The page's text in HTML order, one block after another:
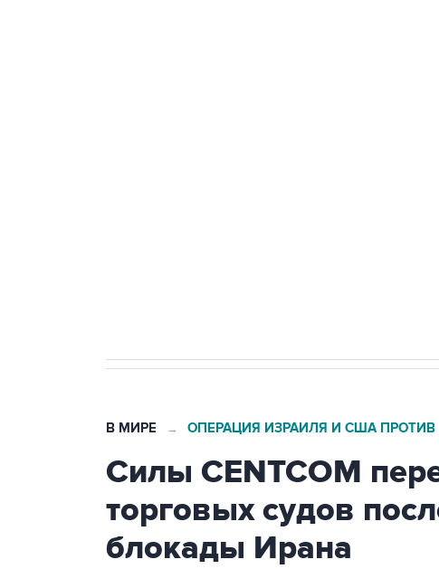
В МИРЕ → ОПЕРАЦИЯ ИЗРАИЛЯ И США ПРОТИВ
Силы CENTCOM
торговых судов
блокады Ирана